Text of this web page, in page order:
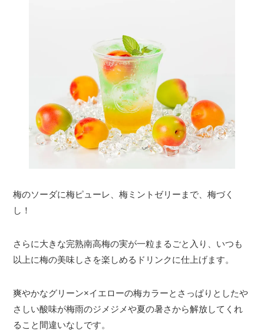
梅のソーダに梅ピューレ、梅ミントゼリーまで、梅づく
し！
さらに大きな完熟南高梅の実が一粒まるごと入り、いつも
以上に梅の美味しさを楽しめるドリンクに仕上げます。
爽やかなグリーン×イエローの梅カラーとさっぱりとしたや
さしい酸味が梅雨のジメジメや夏の暑さから解放してくれ
ること間違いなしです。